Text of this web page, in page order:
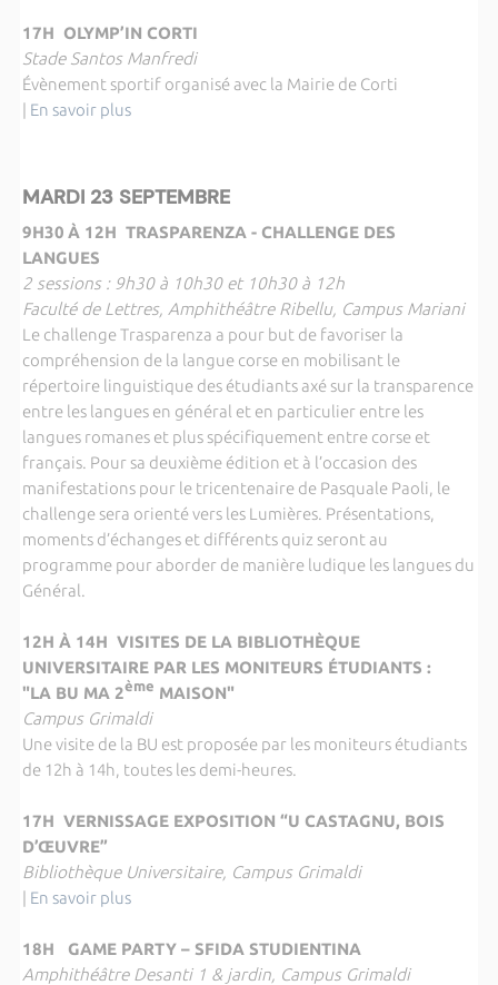
17H OLYMP’IN CORTI
Stade Santos Manfredi
Évènement sportif organisé avec la Mairie de Corti
En savoir plus
MARDI 23 SEPTEMBRE
9H30 À 12H TRASPARENZA - CHALLENGE DES
LANGUES
2 sessions : 9h30 à 10h30 et 10h30 à 12h
Faculté de Lettres, Amphithéâtre Ribellu, Campus Mariani
Le challenge Trasparenza a pour but de favoriser la
compréhension de la langue corse en mobilisant le
répertoire linguistique des étudiants axé sur la transparence
entre les langues en général et en particulier entre les
langues romanes et plus spécifiquement entre corse et
français. Pour sa deuxième édition et à l’occasion des
manifestations pour le tricentenaire de Pasquale Paoli, le
challenge sera orienté vers les Lumières. Présentations,
moments d’échanges et différents quiz seront au
programme pour aborder de manière ludique les langues du
Général.
12H À 14H VISITES DE LA BIBLIOTHÈQUE
UNIVERSITAIRE PAR LES MONITEURS ÉTUDIANTS :
"LA BU MA 2ème MAISON"
Campus Grimaldi
Une visite de la BU est proposée par les moniteurs étudiants
de 12h à 14h, toutes les demi-heures.
17H VERNISSAGE EXPOSITION “U CASTAGNU, BOIS
D’ŒUVRE”
Bibliothèque Universitaire, Campus Grimaldi
En savoir plus
18H GAME PARTY – SFIDA STUDIENTINA
Amphithéâtre Desanti 1 & jardin, Campus Grimaldi